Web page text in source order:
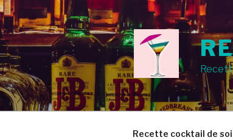
Aller
au
contenu
principal
Recette cocktail de